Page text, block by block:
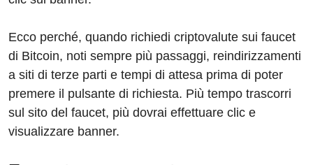
Ecco perché, quando richiedi criptovalute sui faucet
di Bitcoin, noti sempre più passaggi, reindirizzamenti
a siti di terze parti e tempi di attesa prima di poter
premere il pulsante di richiesta. Più tempo trascorri
sul sito del faucet, più dovrai effettuare clic e
visualizzare banner.